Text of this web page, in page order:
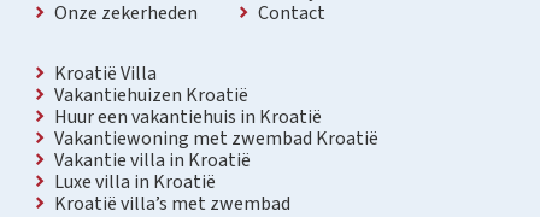
Onze zekerheden
Contact
Kroatië Villa
Vakantiehuizen Kroatië
Huur een vakantiehuis in Kroatië
Vakantiewoning met zwembad Kroatië
Vakantie villa in Kroatië
Luxe villa in Kroatië
Kroatië villa’s met zwembad